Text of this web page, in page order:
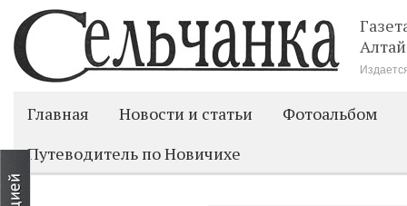
Главная Новости и статьи
Фотоальбом
Путеводитель по Новичихе